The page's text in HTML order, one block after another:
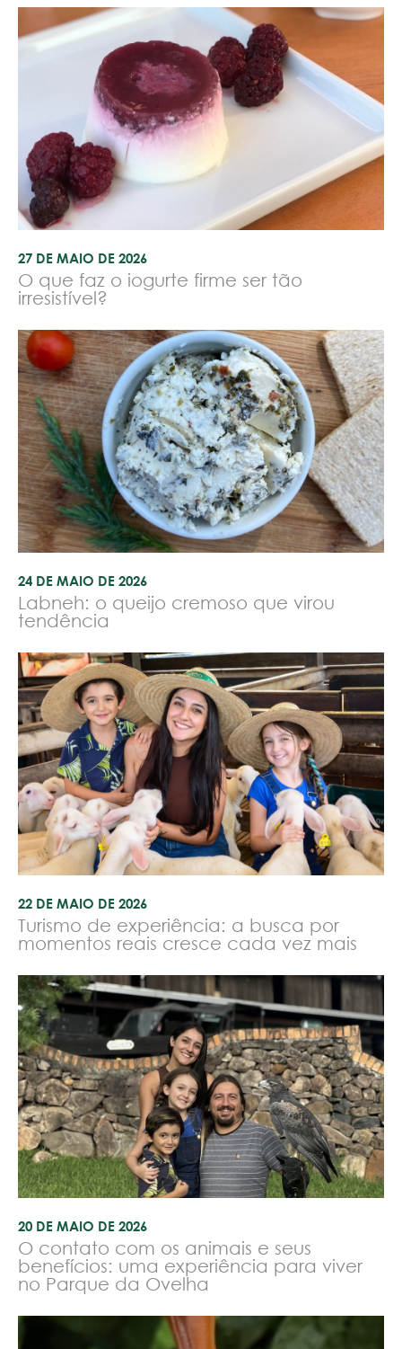
27 DE MAIO DE 2026
O que faz o iogurte firme ser tão
irresistível?
24 DE MAIO DE 2026
Labneh: o queijo cremoso que virou
tendência
22 DE MAIO DE 2026
Turismo de experiência: a busca por
momentos reais cresce cada vez mais
20 DE MAIO DE 2026
O contato com os animais e seus
benefícios: uma experiência para viver
no Parque da Ovelha